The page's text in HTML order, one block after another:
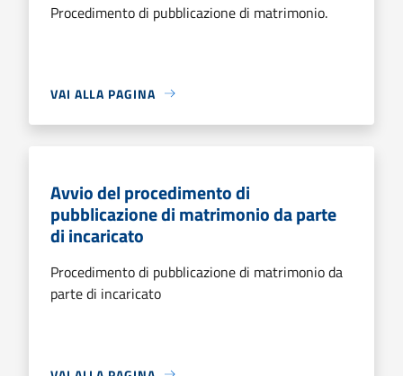
Procedimento di pubblicazione di matrimonio.
VAI ALLA PAGINA
Avvio del procedimento di
pubblicazione di matrimonio da parte
di incaricato
Procedimento di pubblicazione di matrimonio da
parte di incaricato